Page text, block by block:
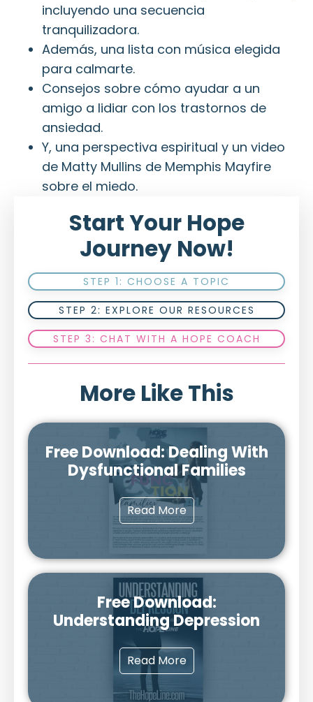
incluyendo una secuencia
tranquilizadora.
Además, una lista con música elegida
para calmarte.
Consejos sobre cómo ayudar a un
amigo a lidiar con los trastornos de
ansiedad.
Y, una perspectiva espiritual y un video
de Matty Mullins de Memphis Mayfire
sobre el miedo.
Start Your Hope
Journey Now!
STEP 1: CHOOSE A TOPIC
STEP 2: EXPLORE OUR RESOURCES
STEP 3: CHAT WITH A HOPE COACH
More Like This
Free Download: Dealing With
Dysfunctional Families
Read More
Free Download:
Understanding Depression
Read More